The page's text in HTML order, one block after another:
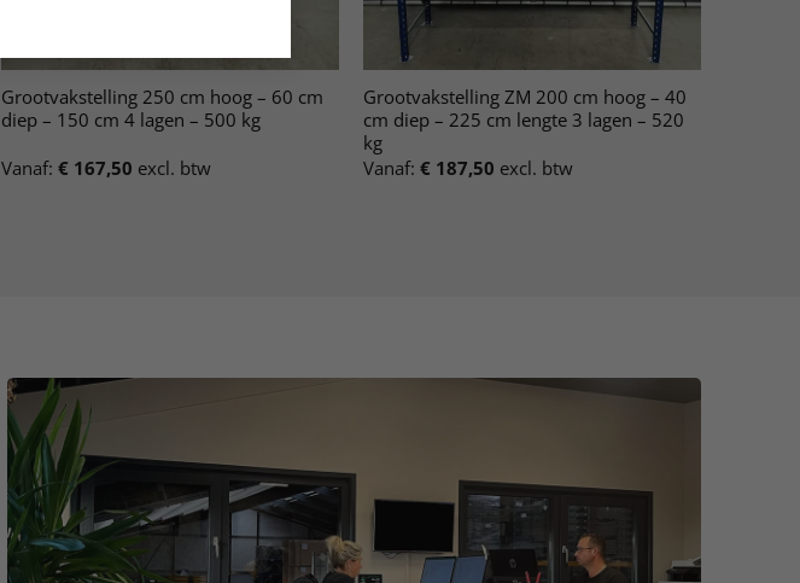
Grootvakstelling 250 cm hoog – 60 cm
diep – 150 cm 4 lagen – 500 kg
Vanaf: € 167,50 excl. btw
Grootvakstelling ZM 200 cm hoog – 40
cm diep – 225 cm lengte 3 lagen – 520
kg
Vanaf: € 187,50 excl. btw